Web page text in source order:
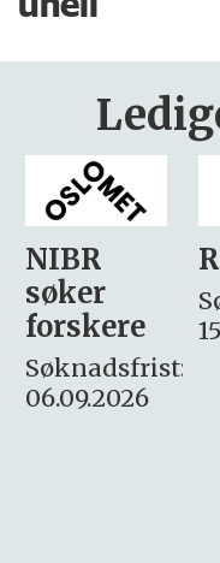
Rektor
Søknadsfrist:
15.09.2026